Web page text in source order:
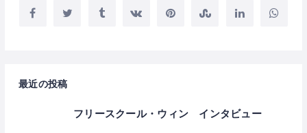
最近の投稿
フリースクール・ウィン インタビュー